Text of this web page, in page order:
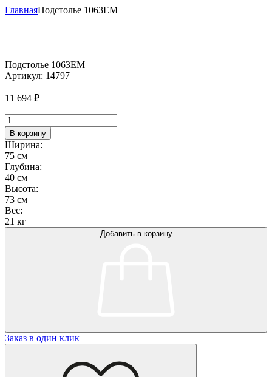
ГлавнаяПодстолье 1063EM
Подстолье 1063EM
Артикул: 14797
11 694 ₽
Количество
товара
Подстолье
1063EM
В корзину
Ширина:
75 см
Глубина:
40 см
Высота:
73 см
Вес:
21 кг
Добавить в корзину
Заказ в один клик